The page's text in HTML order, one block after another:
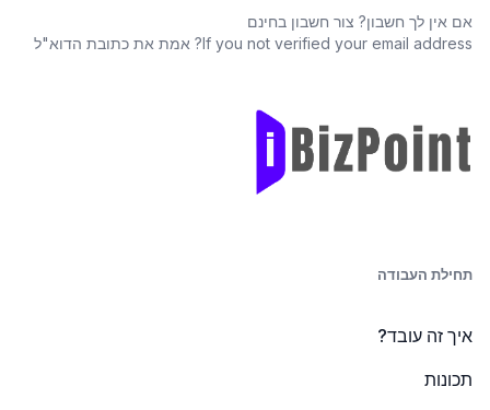
אם אין לך חשבון? צור חשבון בחינם
If you not verified your email address?
אמת את כתובת הדוא"ל
תחילת העבודה
איך זה עובד?
תכונות